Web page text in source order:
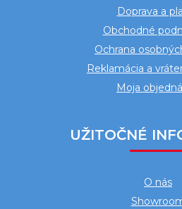
Doprava a
Obchodné
Ochrana
Reklamácia a
Moja
UŽITOČNÉ
O nás